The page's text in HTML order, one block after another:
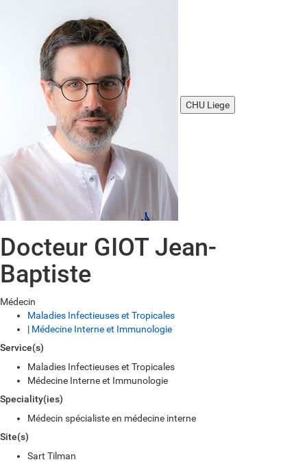
CHU Liege
Docteur GIOT Jean-
Baptiste
Médecin
Maladies Infectieuses et Tropicales
| Médecine Interne et Immunologie
Service(s)
Maladies Infectieuses et Tropicales
Médecine Interne et Immunologie
Speciality(ies)
Médecin spécialiste en médecine interne
Site(s)
Sart Tilman